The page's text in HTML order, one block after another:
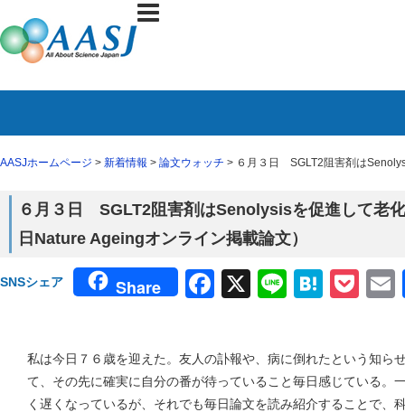
AASJホームページ > 新着情報 > 論文ウォッチ > ６月３日 SGLT2阻害剤は
６月３日 SGLT2阻害剤はSenolysisを促進して老
日Nature Ageingオンライン掲載論文）
SNSシェア Share Facebook
X Line
私は今日７６歳を迎えた。友人の訃報や、病に倒れたという知ら
て、その先に確実に自分の番が待っていること毎日感じている。
く遅くなっているが、それでも毎日論文を読み紹介することで、